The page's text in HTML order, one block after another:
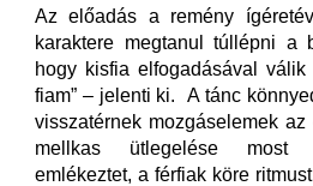
Az előadás a remény
karaktere megtanul túllépni a
hogy kisfia elfogadásával
fiam” – jelenti ki. A tánc
visszatérnek mozgáselemek
mellkas ütlegelése most
emlékeztet, a férfiak köre